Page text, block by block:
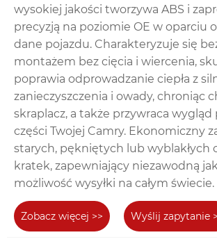
wysokiej jakości tworzywa ABS i
precyzją na poziomie OE w oparciu
dane pojazdu. Charakteryzuje się
montażem bez cięcia i wiercenia,
poprawia odprowadzanie ciepła z
zanieczyszczenia i owady, chroniąc
skraplacz, a także przywraca wygląd
części Twojej Camry. Ekonomiczny
starych, pękniętych lub wyblakłych
kratek, zapewniający niezawodną
możliwość wysyłki na całym świecie.
Zobacz więcej >> Wyślij zapytanie